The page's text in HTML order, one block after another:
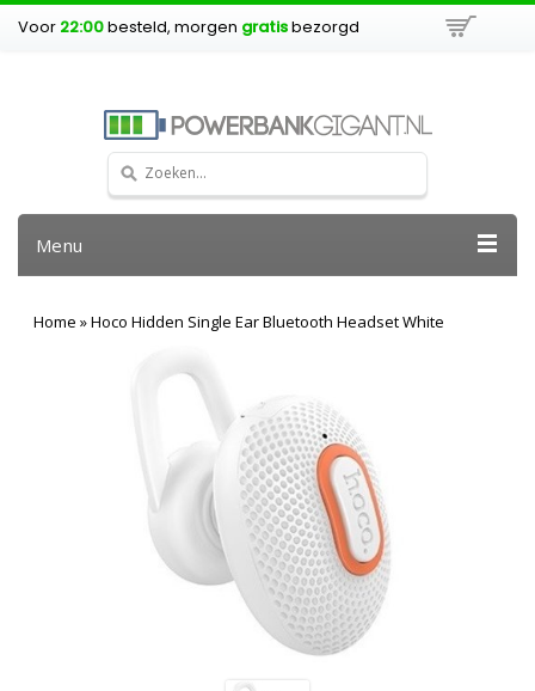
Voor 22:00besteld, morgen gratisbezorgd
Menu
Home »Hoco Hidden Single Ear Bluetooth Headset White